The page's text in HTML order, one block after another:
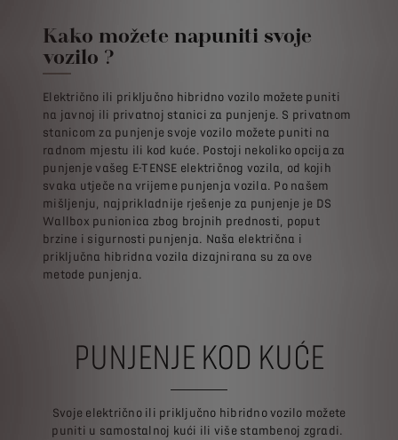
Kako možete napuniti svoje
vozilo ?
Električno ili priključno hibridno vozilo možete puniti
na javnoj ili privatnoj stanici za punjenje. S privatnom
stanicom za punjenje svoje vozilo možete puniti na
radnom mjestu ili kod kuće. Postoji nekoliko opcija za
punjenje vašeg E-TENSE električnog vozila, od kojih
svaka utječe na vrijeme punjenja vozila. Po našem
mišljenju, najprikladnije rješenje za punjenje je DS
Wallbox punionica zbog brojnih prednosti, poput
brzine i sigurnosti punjenja. Naša električna i
priključna hibridna vozila dizajnirana su za ove
metode punjenja.
PUNJENJE KOD KUĆE
Svoje električno ili priključno hibridno vozilo možete
puniti u samostalnoj kući ili više stambenoj zgradi.